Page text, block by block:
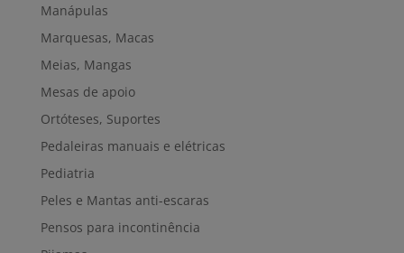
Manápulas
Marquesas, Macas
Meias, Mangas
Mesas de apoio
Ortóteses, Suportes
Pedaleiras manuais e elétricas
Pediatria
Peles e Mantas anti-escaras
Pensos para incontinência